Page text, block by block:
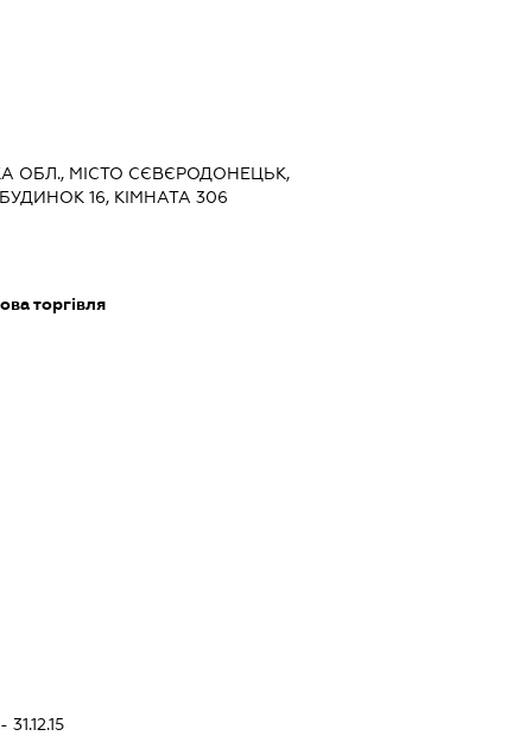
ОБЛ., МІСТО СЄВЄРОДОНЕЦЬК,
16, КІМНАТА 306
торгівля